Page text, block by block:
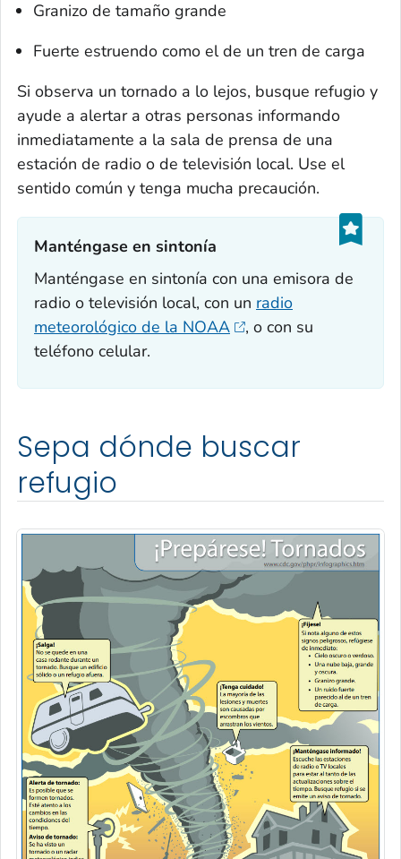
Granizo de tamaño grande
Fuerte estruendo como el de un tren de carga
Si observa un tornado a lo lejos, busque refugio y
ayude a alertar a otras personas informando
inmediatamente a la sala de prensa de una
estación de radio o de televisión local. Use el
sentido común y tenga mucha precaución.
Manténgase en sintonía‎
Manténgase en sintonía con una emisora de
radio o televisión local, con un radio
meteorológico de la NOAA
, o con su
teléfono celular.
Sepa dónde buscar
refugio